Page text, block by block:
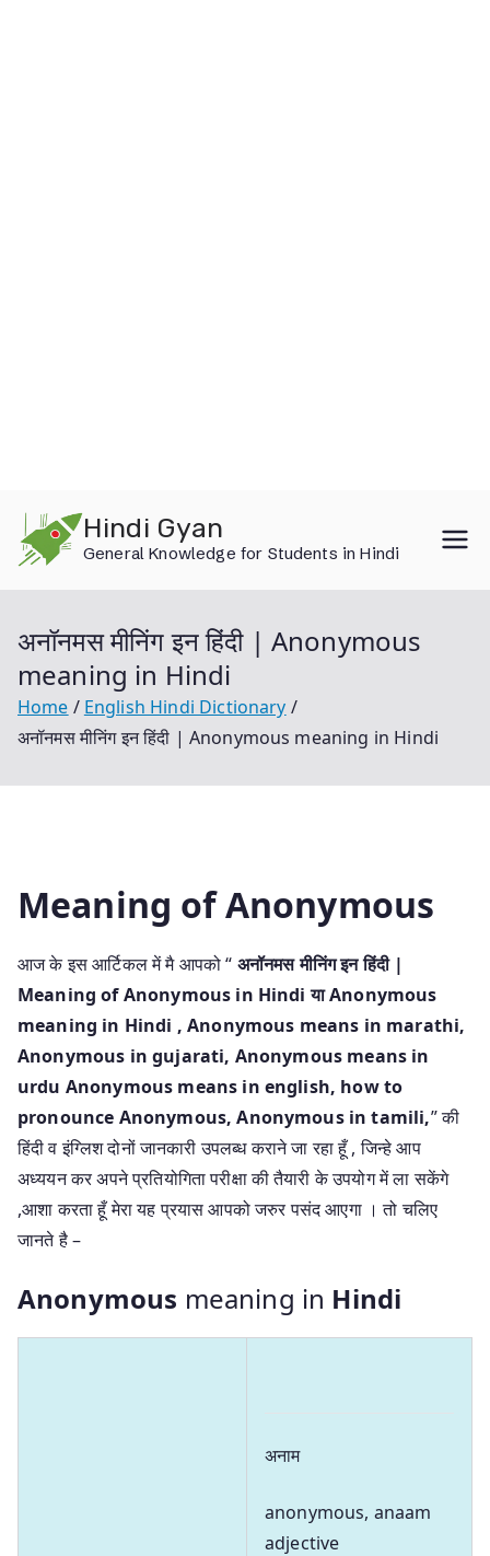
content
Hindi Gyan
General Knowledge for Students in Hindi
अनॉनमस मीनिंग इन हिंदी | Anonymous
meaning in Hindi
Home
English Hindi Dictionary
अनॉनमस मीनिंग इन हिंदी | Anonymous meaning in Hindi
Meaning of Anonymous
आज के इस आर्टिकल में मै आपको “ अनॉनमस मीनिंग इन हिंदी |
Meaning of Anonymous in Hindi या Anonymous
meaning in Hindi , Anonymous means in marathi,
Anonymous in gujarati, Anonymous means in
urdu Anonymous means in english, how to
pronounce Anonymous, Anonymous in tamili,” की
हिंदी व इंग्लिश दोनों जानकारी उपलब्ध कराने जा रहा हूँ , जिन्हे आप
अध्ययन कर अपने प्रतियोगिता परीक्षा की तैयारी के उपयोग में ला सकेंगे
,आशा करता हूँ मेरा यह प्रयास आपको जरुर पसंद आएगा । तो चलिए
जानते है –
Anonymous meaning in Hindi
अनाम
anonymous, anaam
adjective